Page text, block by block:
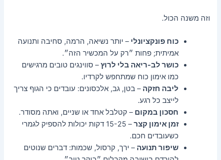
וזה משנה הכול.
כוח פונקציונלי – יותר נשיאה, הרמה, סחיבה ותנועה
אמיתית; פחות ״רק על המכשיר הזה״.
כושר לב-ריאה בלי לרוץ– סווינגים טובים מרגישים
כמו אימון כוח שמתחפש לקרדיו.
ליבה חזקה – בטן, גב, אלכסונים: עובדים כי הגוף צריך
לייצב כל רגע.
חסכון במקום – קטלבל אחד או שניים, ואתה מסודר.
זמן אימון קצר
– 15-25 דקות יכולות להספיק לגמרי
כשעובדים חכם.
שיפור תנועה – ירך, קרסול, שכמות: דברים שנוטים